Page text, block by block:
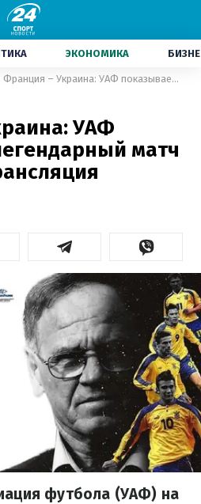
ЭКОНОМИКА
Франция – Украина: УАФ показывает легендарный матч 1999 года – трансляция
УАФ
матч
футбола (УАФ) на